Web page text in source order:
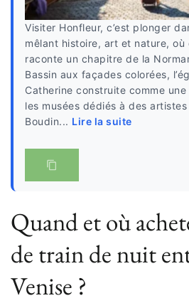
Visiter Honfleur, c’est plonger
mêlant histoire, art et nature, où
raconte un chapitre de la
Bassin aux façades colorées,
Catherine construite comme
les musées dédiés à des
Boudin... Lire la suite
Quand et où
de train de nuit
Venise ?